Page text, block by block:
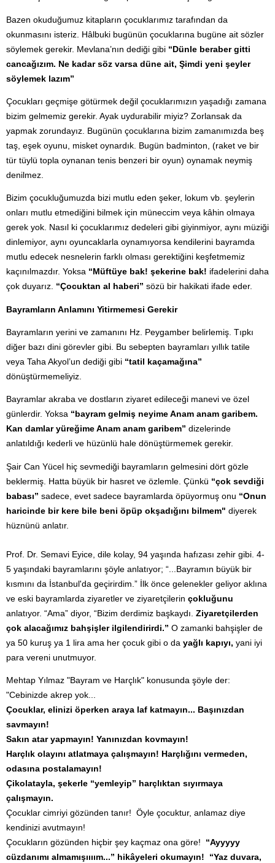
Bazen okuduğumuz kitapların çocuklarımız tarafından da
okunmasını isteriz. Hâlbuki bugünün çocuklarına bugüne ait sözler
söylemek gerekir. Mevlana’nın dediği gibi “Dünle beraber gitti
cancağızım. Ne kadar söz varsa düne ait, Şimdi yeni şeyler
söylemek lazım”
Çocukları geçmişe götürmek değil çocuklarımızın yaşadığı zamana
bizim gelmemiz gerekir. Ayak uydurabilir miyiz? Zorlansak da
yapmak zorundayız. Bugünün çocuklarına bizim zamanımızda beş
taş, eşek oyunu, misket oynardık. Bugün badminton, (raket ve bir
tür tüylü topla oynanan tenis benzeri bir oyun) oynamak neymiş
denilmez.
Bizim çocukluğumuzda bizi mutlu eden şeker, lokum vb. şeylerin
onları mutlu etmediğini bilmek için müneccim veya kâhin olmaya
gerek yok. Nasıl ki çocuklarımız dedeleri gibi giyinmiyor, aynı müziği
dinlemiyor, aynı oyuncaklarla oynamıyorsa kendilerini bayramda
mutlu edecek nesnelerin farklı olması gerektiğini keşfetmemiz
kaçınılmazdır. Yoksa “Müftüye bak! şekerine bak! ifadelerini daha
çok duyarız. “Çocuktan al haberi” sözü bir hakikati ifade eder.
Bayramların Anlamını Yitirmemesi Gerekir
Bayramların yerini ve zamanını Hz. Peygamber belirlemiş. Tıpkı
diğer bazı dini görevler gibi. Bu sebepten bayramları yıllık tatile
veya Taha Akyol’un dediği gibi “tatil kaçamağına”
dönüştürmemeliyiz.
Bayramlar akraba ve dostların ziyaret edileceği manevi ve özel
günlerdir. Yoksa “bayram gelmiş neyime Anam anam garibem.
Kan damlar yüreğime Anam anam garibem” dizelerinde
anlatıldığı kederli ve hüzünlü hale dönüştürmemek gerekir.
Şair Can Yücel hiç sevmediği bayramların gelmesini dört gözle
beklermiş. Hatta büyük bir hasret ve özlemle. Çünkü “çok sevdiği
babası” sadece, evet sadece bayramlarda öpüyormuş onu “Onun
haricinde bir kere bile beni öpüp okşadığını bilmem" diyerek
hüznünü anlatır.
Prof. Dr. Semavi Eyice, dile kolay, 94 yaşında hafızası zehir gibi. 4-
5 yaşındaki bayramlarını şöyle anlatıyor; “...Bayramın büyük bir
kısmını da İstanbul'da geçirirdim.” İlk önce gelenekler geliyor aklına
ve eski bayramlarda ziyaretler ve ziyaretçilerin çokluğunu
anlatıyor. “Ama” diyor, “Bizim derdimiz başkaydı. Ziyaretçilerden
çok alacağımız bahşişler ilgilendirirdi.” O zamanki bahşişler de
ya 50 kuruş ya 1 lira ama her çocuk gibi o da yağlı kapıyı, yani iyi
para vereni unutmuyor.
Mehtap Yılmaz "Bayram ve Harçlık" konusunda şöyle der:
"Cebinizde akrep yok...
Çocuklar, elinizi öperken araya laf katmayın... Başınızdan
savmayın!
Sakın atar yapmayın! Yanınızdan kovmayın!
Harçlık olayını atlatmaya çalışmayın! Harçlığını vermeden,
odasına postalamayın!
Çikolatayla, şekerle “yemleyip” harçlıktan sıyırmaya
çalışmayın.
Çocuklar cimriyi gözünden tanır! Öyle çocuktur, anlamaz diye
kendinizi avutmayın!
Çocukların gözünden hiçbir şey kaçmaz ona göre!
“Ayyyyy
cüzdanımı almamışıııım...” hikâyeleri okumayın!
“Yaz duvara,